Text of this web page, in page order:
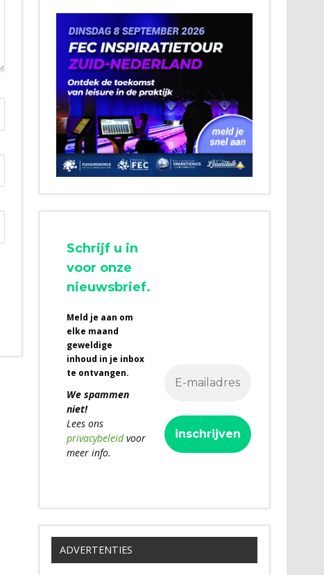
Schrijf u in
voor onze
nieuwsbrief.
Meld je aan om
elke maand
geweldige
inhoud in je inbox
te ontvangen.
We spammen
niet!
Lees ons
privacybeleidvoor
meer info.
ADVERTENTIES